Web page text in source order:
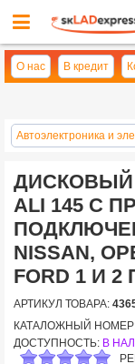
О нас В кредит
Автоэлектроника и
ДИСКОВЫЙ
ALI 145 C
NISSAN,
FORD 1 И
АРТИКУЛ ТОВАРА:
КАТАЛОЖНЫЙ
ДОСТУПНОСТЬ: В